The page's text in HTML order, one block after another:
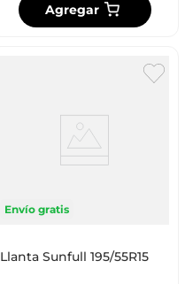
Agregar
Envío gratis
Llanta Sunfull 195/55R15